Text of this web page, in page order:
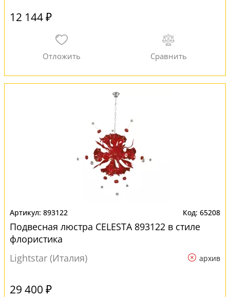
12 144 ₽
893122 65208
Подвесная люстра CELESTA 893122 в стиле
флористика
Lightstar (Италия)
архив
29 400 ₽